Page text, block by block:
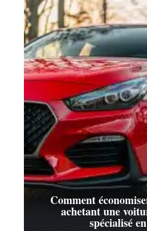
Comment
achetant une
spécialisé